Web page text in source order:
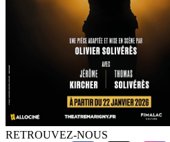
RETROUVEZ-NOUS